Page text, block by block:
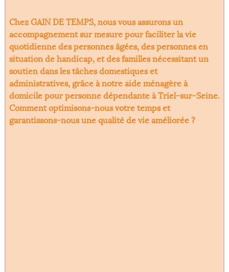
Chez GAIN DE TEMPS, nous vous assurons un
accompagnement sur mesure pour faciliter la vie
quotidienne des personnes âgées, des personnes en
situation de handicap, et des familles nécessitant un
soutien dans les tâches domestiques et
administratives, grâce à notreaide ménagère à
domicile pour personne dépendante à Triel-sur-Seine.
Comment optimisons-nous votre temps et
garantissons-nous une qualité de vie améliorée ?